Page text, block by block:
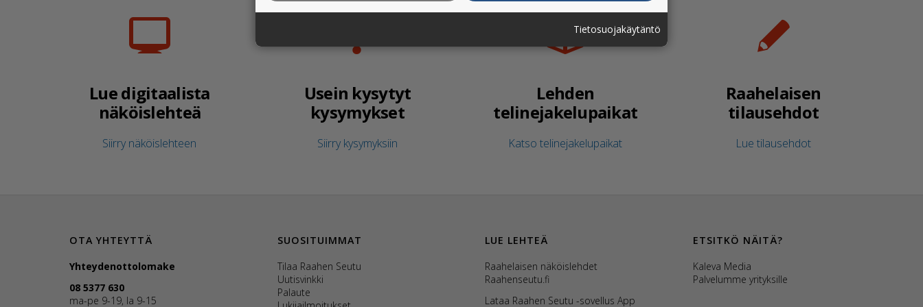
Lue digitaalista
näköislehteä
Siirry näköislehteen
Usein kysytyt
kysymykset
Siirry kysymyksiin
Lehden
telinejakelupaikat
Katso telinejakelupaikat
Raahelaisen
tilausehdot
Lue tilausehdot
OTA YHTEYTTÄ
Yhteydenottolomake
08 5377 630
ma-pe 9-19, la 9-15
SUOSITUIMMAT
Tilaa Raahen Seutu
Uutisvinkki
Palaute
LUE LEHTEÄ
Raahelaisen näköislehdet
Raahenseutu.fi
Lataa Raahen Seutu -sovellus App
ETSITKÖ NÄITÄ?
Kaleva Media
Palvelumme yrityksille
Tietosuojakäytäntö